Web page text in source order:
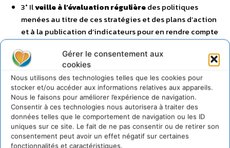
Gérer le consentement aux
cookies
Nous utilisons des technologies telles que les cookies pour
stocker et/ou accéder aux informations relatives aux appareils.
Nous le faisons pour améliorer l’expérience de navigation.
Consentir à ces technologies nous autorisera à traiter des
données telles que le comportement de navigation ou les ID
uniques sur ce site. Le fait de ne pas consentir ou de retirer son
consentement peut avoir un effet négatif sur certaines
fonctionnalités et caractéristiques.
3° Ilveille à l’évaluation régulièredes politiques
menées au titre de ces stratégies et des plans d’action
et à la publication d’indicateurs pour en rendre compte
;
4° Il
veille à la cohérence de l’ensemble des
politiques publiques
avec les stratégies mentionnées
au 1° ;
5° Ilprépare et coordonne les saisines et les
réponses du Gouvernement aux avis du Haut
Conseil pour le climat.